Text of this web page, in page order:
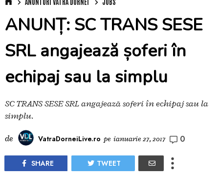
ANUNȚ: SC TRANS SESE
SRL angajează șoferi în
echipaj sau la simplu
SC TRANS SESE SRL angajează șoferi în echipaj sau la
simplu.
de VatraDorneiLive.ro pe ianuarie 27, 2017 0
SHARE TWEET